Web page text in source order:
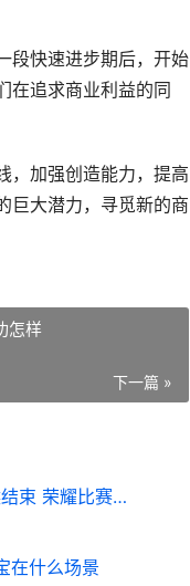
段快速进步期后，开始
在追求商业利益的同
，加强创造能力，提高
巨大潜力，寻觅新的商
怎样
下一篇 »
王者荣耀荣耀赛季s25啥子时候结束 荣耀比赛赛制
在什么场景